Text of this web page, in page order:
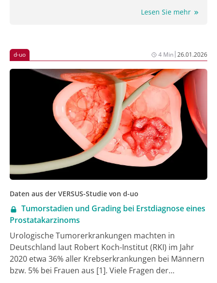
Lesen Sie mehr
d-uo 4 Min|26.01.2026
Daten aus der VERSUS-Studie von d-uo
Tumorstadien und Grading bei Erstdiagnose eines
Prostatakarzinoms
Urologische Tumorerkrankungen machten in
Deutschland laut Robert Koch-Institut (RKI) im Jahr
2020 etwa 36% aller Krebserkrankungen bei Männern
bzw. 5% bei Frauen aus [1]. Viele Fragen der